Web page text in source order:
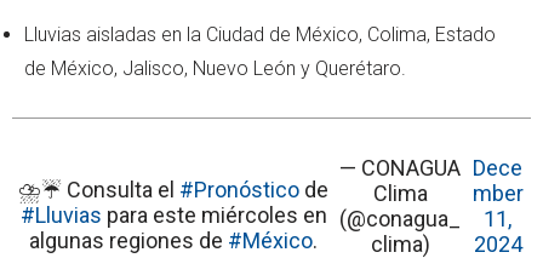
Lluvias aisladas en la Ciudad de México, Colima, Estado
de México, Jalisco, Nuevo León y Querétaro.
⛈️☔️ Consulta el #Pronóstico de
#Lluvias para este miércoles en
algunas regiones de #México.
— CONAGUA
Clima
(@conagua_
clima)
Dece
mber
11,
2024